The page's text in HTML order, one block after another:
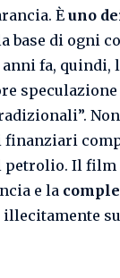
È uno
base di ogni
fa, quindi,
petrolio. Il film
e la